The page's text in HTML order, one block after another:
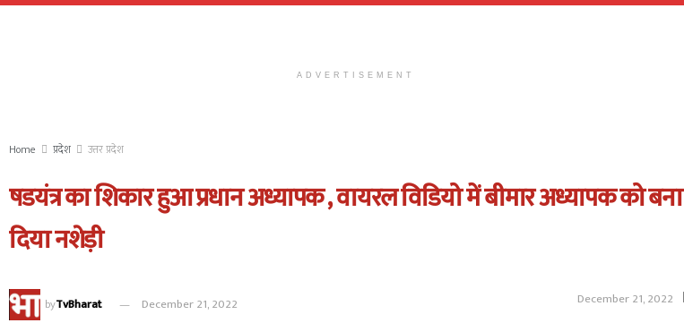
ADVERTISEMENT
Home प्रदेश उत्तर प्रदेश
षडयंत्र का शिकार हुआ प्रधान अध्यापक , वायरल विडियो में बीमार अध्यापक को बना
दिया नशेड़ी
byTvBharat December 21, 2022 December 21, 2022